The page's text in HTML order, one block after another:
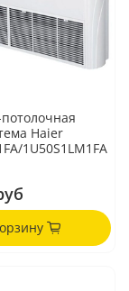
Haier
1U50S1LM1FA